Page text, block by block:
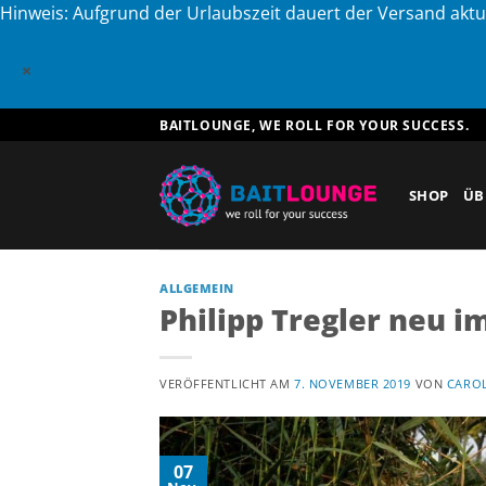
Hinweis: Aufgrund der Urlaubszeit dauert der Versand
×
Inhalt
BAITLOUNGE, WE ROLL FOR YOUR SUCCESS.
SHOP
ALLGEMEIN
Philipp Tregler neu
VERÖFFENTLICHT AM7. NOVEMBER 2019 VON
07